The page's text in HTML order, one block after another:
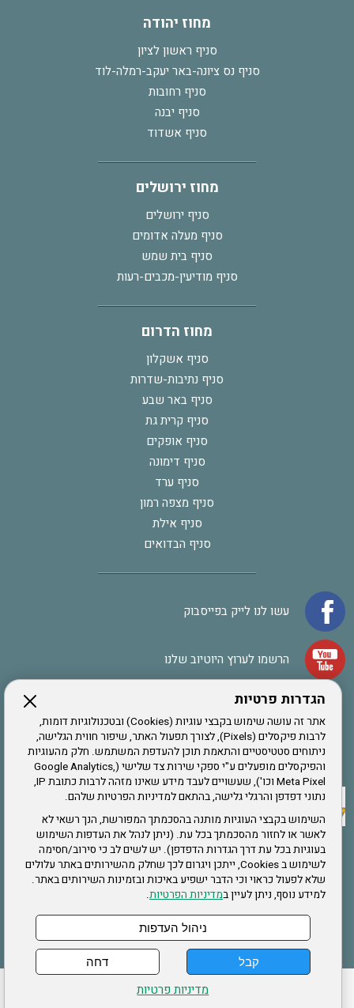
הגדרות פרטיות
אתר זה עושה שימוש בקבצי עוגיות (Cookies) ובטכנולוגיות דומות,
לרבות פיקסלים (Pixels), לצורך תפעול האתר, שיפור חווית הגלישה,
ניתוחים סטטיסטיים והתאמת תוכן להעדפת המשתמש. חלק מהעוגיות
והפיקסלים מופעלים ע"י ספקי שירות צד שלישי (Google Analytics,
Meta Pixel וכו'), שעשויים לעבד מידע שאינו מזהה לרבות כתובת IP,
נתוני דפדפן והרגלי גלישה, בהתאם למדיניות הפרטיות שלהם.
השימוש בקבצי העוגיות מותנה בהסכמתך המפורשת, הנך רשאי לא
לאשר או לחזור מהסכמתך בכל עת. (ניתן לנהל את העדפות השימוש
בעוגיות בכל עת דרך הגדרות הדפדפן). יש לשים לב כי סירוב/חסימה
לשימוש ב Cookies, ייתכן ויגרום לכך שחלק מהשירותים באתר עלולים
שלא לפעול כראוי וכי הדבר ישפיע באיכות ובזמינות השירותים באתר.
למידע נוסף, ניתן לעיין במדיניות הפרטיות.
קבל דחה
ניהול העדפות
מדיניות פרטיות
מחוז יהודה
סניף ראשון לציון
סניף נס ציונה-באר יעקב-רמלה-לוד
סניף רחובות
סניף יבנה
סניף אשדוד
מחוז ירושלים
סניף ירושלים
סניף מעלה אדומים
סניף בית שמש
סניף מודיעין-מכבים-רעות
מחוז הדרום
סניף אשקלון
סניף נתיבות-שדרות
סניף באר שבע
סניף קרית גת
סניף אופקים
סניף דימונה
סניף ערד
סניף מצפה רמון
סניף אילת
סניף הבדואים
עשו לנו לייק בפייסבוק
הרשמו לערוץ היוטיוב שלנו
אתר צה"ל
תקנון האתר
שירותים
תעסוקה
בריאות
הצהרת נגישות לעדכון פרטים אישיים